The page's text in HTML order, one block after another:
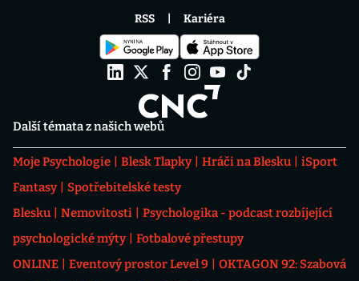
Další témata z našich webů
Moje Psychologie Blesk Tlapky Hráči na Blesku
iSport
Fantasy
Spotřebitelské testy
Blesku
Nemovitosti
Psychologika - podcast rozbíjející
psychologické mýty
Fotbalové přestupy
ONLINE
Eventový prostor Level 9
OKTAGON 92: Szabová
RSS Kariéra